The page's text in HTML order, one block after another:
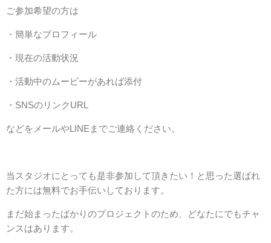
ご参加希望の方は
・簡単なプロフィール
・現在の活動状況
・活動中のムービーがあれば添付
・SNSのリンクURL
などをメールやLINEまでご連絡ください。
当スタジオにとっても是非参加して頂きたい！と思った選ばれ
た方には無料でお手伝いしております。
まだ始まったばかりのプロジェクトのため、どなたにでもチャ
ンスはあります。